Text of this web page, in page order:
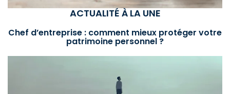
ACTUALITÉ À LA UNE
Chef d’entreprise : comment mieux protéger votre
patrimoine personnel ?